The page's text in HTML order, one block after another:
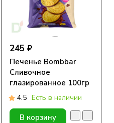
245 ₽
Печенье Bombbar
Сливочное
глазированное 100гр
4.5 Есть в наличии
В корзину